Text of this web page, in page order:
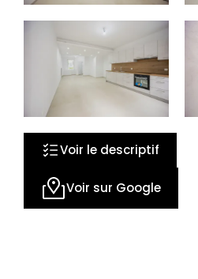
Voir le descriptif
Voir sur Google